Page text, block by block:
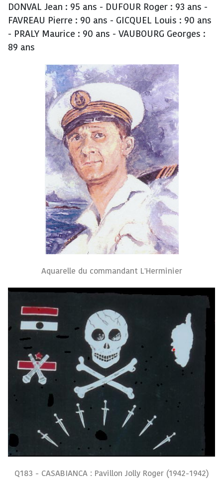
DONVAL Jean : 95 ans - DUFOUR Roger : 93 ans -
FAVREAU Pierre : 90 ans - GICQUEL Louis : 90 ans
- PRALY Maurice : 90 ans - VAUBOURG Georges :
89 ans
Aquarelle du commandant L'Herminier
Q183 - CASABIANCA : Pavillon Jolly Roger (1942-1942)